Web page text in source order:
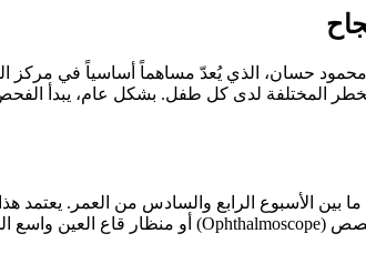
حسان، الذي يُعدّ مساهماً أساسياً في مركز
الخطر المختلفة لدى كل طفل. بشكل عام، يبدأ
بين الأسبوع الرابع والسادس من العمر.